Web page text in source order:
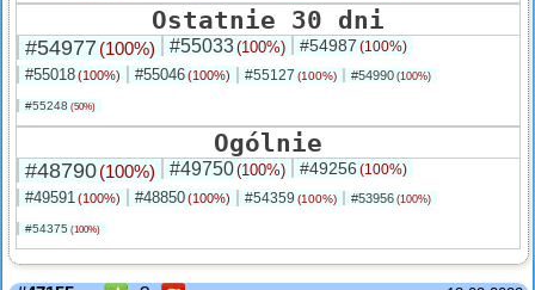
Ostatnie 30 dni
#54977 (100%) #55033(100%) #54987 (100%)
#55018(100%) #55046(100%) #55127 (100%) #54990 (100%)
#55248 (50%)
Ogólnie
#48790(100%) #49750(100%) #49256 (100%)
#49591(100%) #48850(100%) #54359 (100%) #53956 (100%)
#54375 (100%)